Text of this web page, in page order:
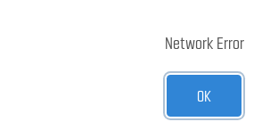
NEWSLETTER AN
Network Error
OK